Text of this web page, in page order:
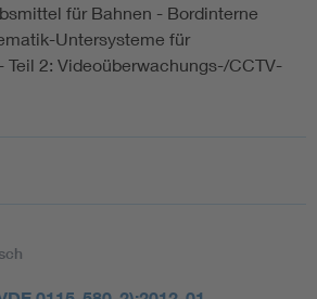
für Bahnen - Bordinterne
Untersysteme für
Teil 2: Videoüberwachungs-/CCTV-